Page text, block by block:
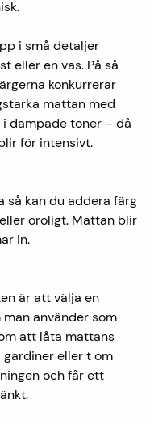
i små detaljer
eller en vas. På så
konkurrerar
mattan med
dämpade toner – då
för intensivt.
så kan du addera färg
oroligt. Mattan blir
in.
är att välja en
använder som
att låta mattans
gardiner eller t om
och får ett